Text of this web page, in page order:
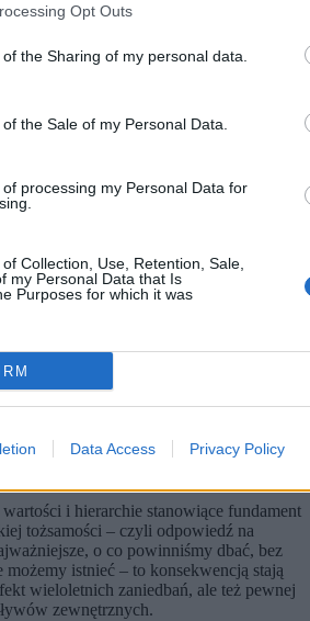
Opt Outs
the Sharing of my personal data.
the Sale of my Personal Data.
processing my Personal Data for
Collection, Use, Retention, Sale,
my Personal Data that Is
Purposes for which it was
Data Access Privacy Policy
i hierarchie stanowiące fundament
tożsamości – czyli odpowiedź na
o co powinniśmy dbać, bez
istnieć – to konsekwencją stają
wieloletnich zaniedbań, ale też pewnej
zewnętrznych.